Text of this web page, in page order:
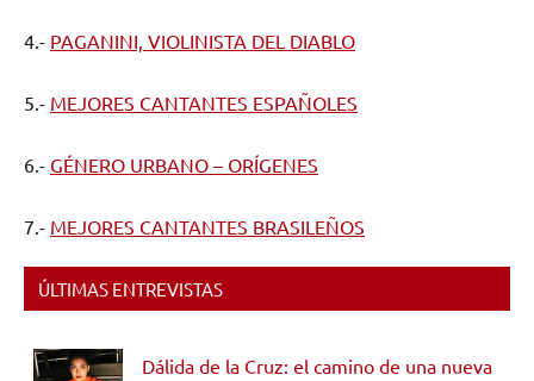
4.- PAGANINI, VIOLINISTA DEL DIABLO
5.- MEJORES CANTANTES ESPAÑOLES
6.- GÉNERO URBANO – ORÍGENES
7.- MEJORES CANTANTES BRASILEÑOS
ÚLTIMAS ENTREVISTAS
Dálida de la Cruz: el camino de una nueva